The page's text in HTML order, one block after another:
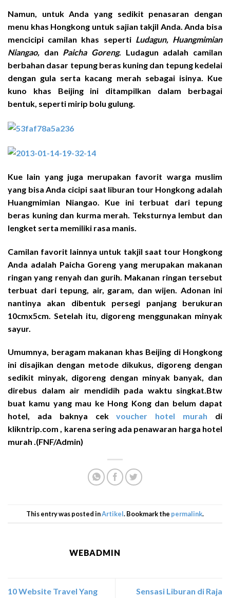
Namun, untuk Anda yang sedikit penasaran dengan
menu khas Hongkong untuk sajian takjil Anda. Anda bisa
mencicipi camilan khas sepertiLudagun, Huangmimian
Niangao, dan Paicha Goreng. Ludagun adalah camilan
berbahan dasar tepung beras kuning dan tepung kedelai
dengan gula serta kacang merah sebagai isinya. Kue
kuno khas Beijing ini ditampilkan dalam berbagai
bentuk, seperti mirip bolu gulung.
Kue lain yang juga merupakan favorit warga muslim
yang bisa Anda cicipi saat liburan tour Hongkong adalah
Huangmimian Niangao. Kue ini terbuat dari tepung
beras kuning dan kurma merah. Teksturnya lembut dan
lengket serta memiliki rasa manis.
Camilan favorit lainnya untuk takjil saat tour Hongkong
Anda adalah Paicha Goreng yang merupakan makanan
ringan yang renyah dan gurih. Makanan ringan tersebut
terbuat dari tepung, air, garam, dan wijen. Adonan ini
nantinya akan dibentuk persegi panjang berukuran
10cmx5cm. Setelah itu, digoreng menggunakan minyak
sayur.
Umumnya, beragam makanan khas Beijing di Hongkong
ini disajikan dengan metode dikukus, digoreng dengan
sedikit minyak, digoreng dengan minyak banyak, dan
direbus dalam air mendidih pada waktu singkat.Btw
buat kamu yang mau ke Hong Kong dan belum dapat
hotel, ada baknya cekvoucher hotel murah di
klikntrip.com , karena sering ada penawaran harga hotel
murah .(FNF/Admin)
This entry was posted inArtikel. Bookmark the permalink.
WEBADMIN
10 Website Travel Yang
Sensasi Liburan di Raja